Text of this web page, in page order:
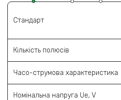
Стандарт
Кількість полюсів
Часо-струмова характеристика
Номінальна напруга Ue, V